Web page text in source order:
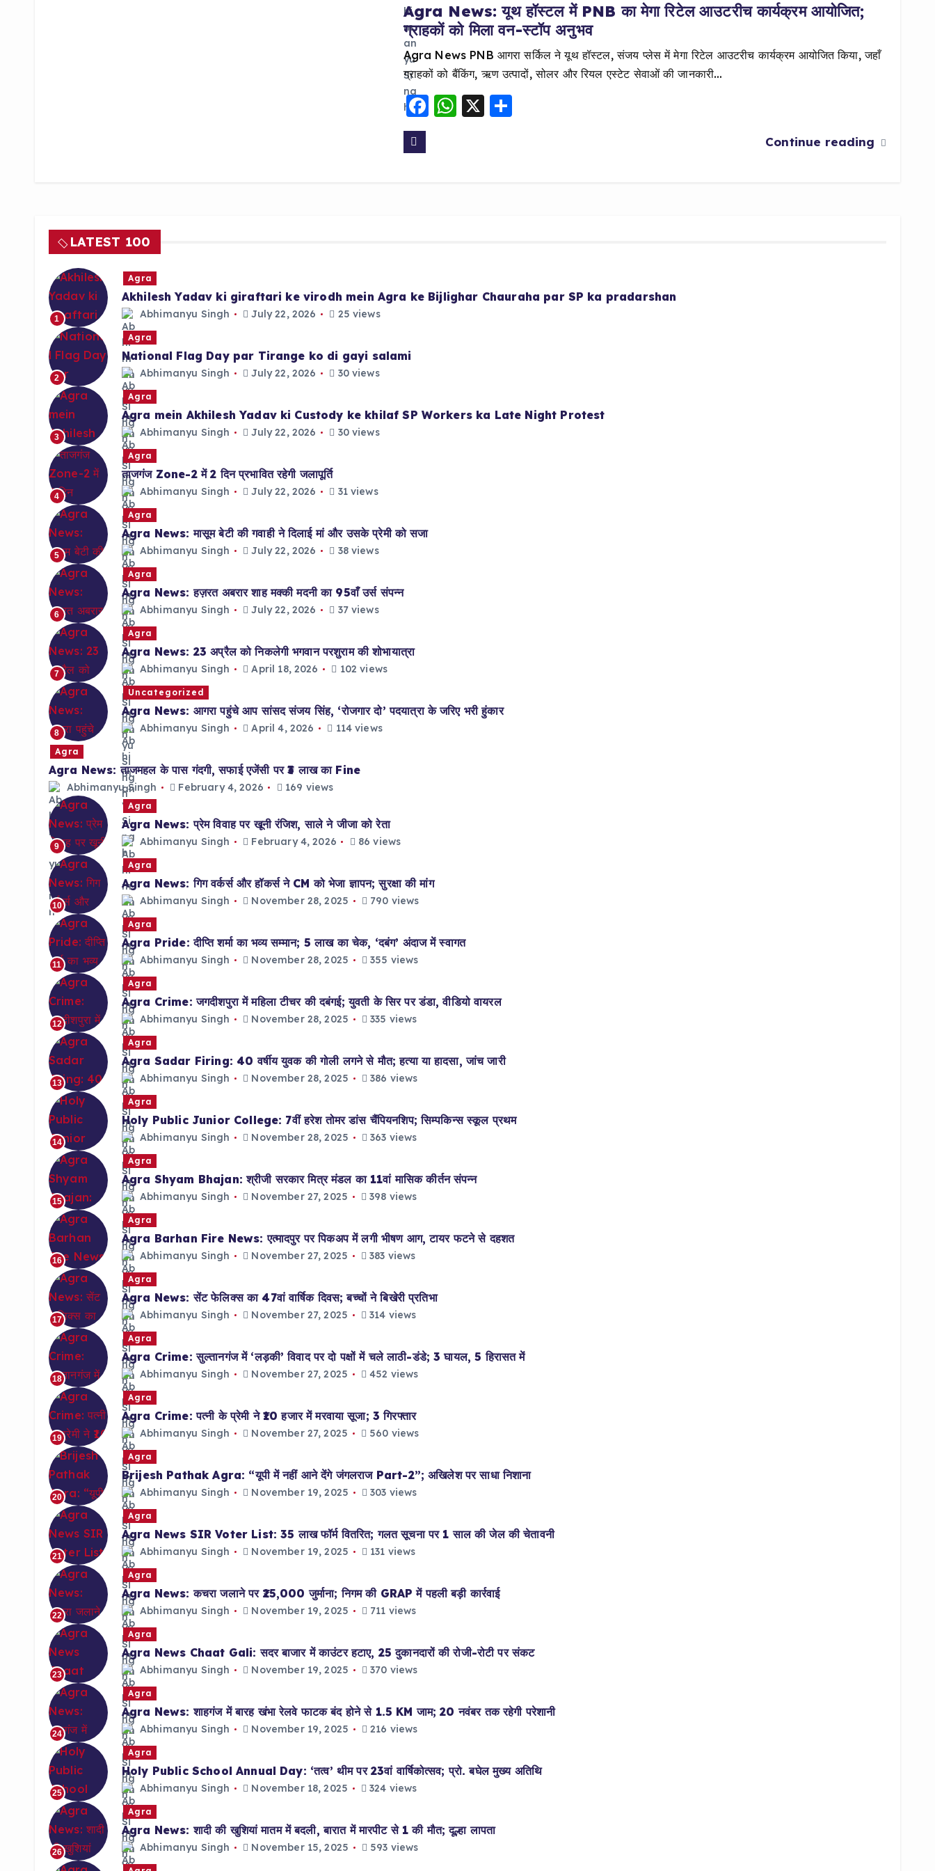
Agra News: यूथ हॉस्टल में PNB का मेगा रिटेल आउटरीच कार्यक्रम आयोजित;
ग्राहकों को मिला वन-स्टॉप अनुभव
Agra News PNB आगरा सर्किल ने यूथ हॉस्टल, संजय प्लेस में मेगा रिटेल आउटरीच कार्यक्रम आयोजित किया, जहाँ
ग्राहकों को बैंकिंग, ऋण उत्पादों, सोलर और रियल एस्टेट सेवाओं की जानकारी…
F WX S
Continue reading
LATEST 100
1
Agra
Akhilesh Yadav ki giraftari ke virodh mein Agra ke Bijlighar Chauraha par SP ka pradarshan
Abhimanyu Singh July 22, 2026 25 views
2
Agra
National Flag Day par Tirange ko di gayi salami
Abhimanyu Singh July 22, 2026 30 views
3
Agra
Agra mein Akhilesh Yadav ki Custody ke khilaf SP Workers ka Late Night Protest
Abhimanyu Singh July 22, 2026 30 views
4
Agra
ताजगंज Zone-2 में 2 दिन प्रभावित रहेगी जलापूर्ति
Abhimanyu Singh July 22, 2026 31 views
5
Agra
Agra News: मासूम बेटी की गवाही ने दिलाई मां और उसके प्रेमी को सजा
Abhimanyu Singh July 22, 2026 38 views
6
Agra
Agra News: हज़रत अबरार शाह मक्की मदनी का 95वाँ उर्स संपन्न
Abhimanyu Singh July 22, 2026 37 views
7
Agra
Agra News: 23 अप्रैल को निकलेगी भगवान परशुराम की शोभायात्रा
Abhimanyu Singh April 18, 2026 102 views
8
Uncategorized
Agra News: आगरा पहुंचे आप सांसद संजय सिंह, ‘रोजगार दो’ पदयात्रा के जरिए भरी हुंकार
Abhimanyu Singh April 4, 2026 114 views
Agra
Agra News: ताजमहल के पास गंदगी, सफाई एजेंसी पर ₹3 लाख का Fine
Abhimanyu Singh February 4, 2026 169 views
9
Agra
Agra News: प्रेम विवाह पर खूनी रंजिश, साले ने जीजा को रेता
Abhimanyu Singh February 4, 2026 86 views
10
Agra
Agra News: गिग वर्कर्स और हॉकर्स ने CM को भेजा ज्ञापन; सुरक्षा की मांग
Abhimanyu Singh November 28, 2025 790 views
11
Agra
Agra Pride: दीप्ति शर्मा का भव्य सम्मान; 5 लाख का चेक, ‘दबंग’ अंदाज में स्वागत
Abhimanyu Singh November 28, 2025 355 views
12
Agra
Agra Crime: जगदीशपुरा में महिला टीचर की दबंगई; युवती के सिर पर डंडा, वीडियो वायरल
Abhimanyu Singh November 28, 2025 335 views
13
Agra
Agra Sadar Firing: 40 वर्षीय युवक की गोली लगने से मौत; हत्या या हादसा, जांच जारी
Abhimanyu Singh November 28, 2025 386 views
14
Agra
Holy Public Junior College: 7वीं हरेश तोमर डांस चैंपियनशिप; सिम्पकिन्स स्कूल प्रथम
Abhimanyu Singh November 28, 2025 363 views
15
Agra
Agra Shyam Bhajan: श्रीजी सरकार मित्र मंडल का 11वां मासिक कीर्तन संपन्न
Abhimanyu Singh November 27, 2025 398 views
16
Agra
Agra Barhan Fire News: एत्मादपुर पर पिकअप में लगी भीषण आग, टायर फटने से दहशत
Abhimanyu Singh November 27, 2025 383 views
17
Agra
Agra News: सेंट फेलिक्स का 47वां वार्षिक दिवस; बच्चों ने बिखेरी प्रतिभा
Abhimanyu Singh November 27, 2025 314 views
18
Agra
Agra Crime: सुल्तानगंज में ‘लड़की’ विवाद पर दो पक्षों में चले लाठी-डंडे; 3 घायल, 5 हिरासत में
Abhimanyu Singh November 27, 2025 452 views
19
Agra
Agra Crime: पत्नी के प्रेमी ने ₹10 हजार में मरवाया सूजा; 3 गिरफ्तार
Abhimanyu Singh November 27, 2025 560 views
20
Agra
Brijesh Pathak Agra: “यूपी में नहीं आने देंगे जंगलराज Part-2”; अखिलेश पर साधा निशाना
Abhimanyu Singh November 19, 2025 303 views
21
Agra
Agra News SIR Voter List: 35 लाख फॉर्म वितरित; गलत सूचना पर 1 साल की जेल की चेतावनी
Abhimanyu Singh November 19, 2025 131 views
22
Agra
Agra News: कचरा जलाने पर ₹25,000 जुर्माना; निगम की GRAP में पहली बड़ी कार्रवाई
Abhimanyu Singh November 19, 2025 711 views
23
Agra
Agra News Chaat Gali: सदर बाजार में काउंटर हटाए, 25 दुकानदारों की रोजी-रोटी पर संकट
Abhimanyu Singh November 19, 2025 370 views
24
Agra
Agra News: शाहगंज में बारह खंभा रेलवे फाटक बंद होने से 1.5 KM जाम; 20 नवंबर तक रहेगी परेशानी
Abhimanyu Singh November 19, 2025 216 views
25
Agra
Holy Public School Annual Day: ‘तत्व’ थीम पर 23वां वार्षिकोत्सव; प्रो. बघेल मुख्य अतिथि
Abhimanyu Singh November 18, 2025 324 views
26
Agra
Agra News: शादी की खुशियां मातम में बदली, बारात में मारपीट से 1 की मौत; दूल्हा लापता
Abhimanyu Singh November 15, 2025 593 views